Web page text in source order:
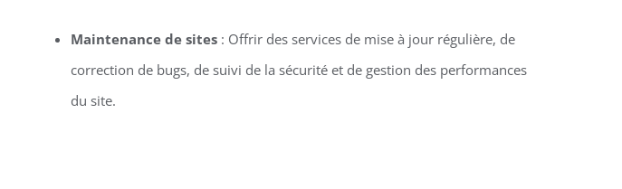
Maintenance de sites : Offrir des services de mise à jour régulière, de
correction de bugs, de suivi de la sécurité et de gestion des performances
du site.